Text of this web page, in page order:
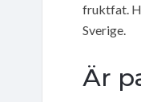
fruktfat.
Sverige.
Är